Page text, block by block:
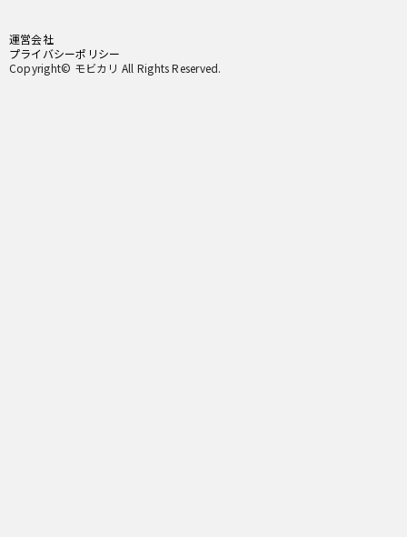
運営会社
プライバシーポリシー
Copyright© モビカリ All Rights Reserved.